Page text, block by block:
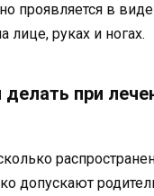
проявляется в
лице, руках и ногах.
делать при
допускают